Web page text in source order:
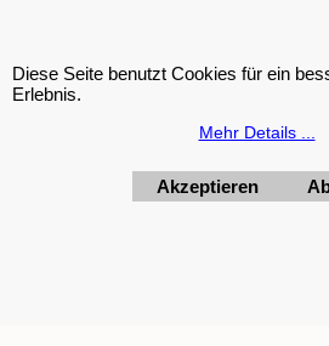
Bestellung
Scitec Body
Diese Seite benutzt Cookies für ein
Erlebnis.
Mehr Details ...
Akzeptieren